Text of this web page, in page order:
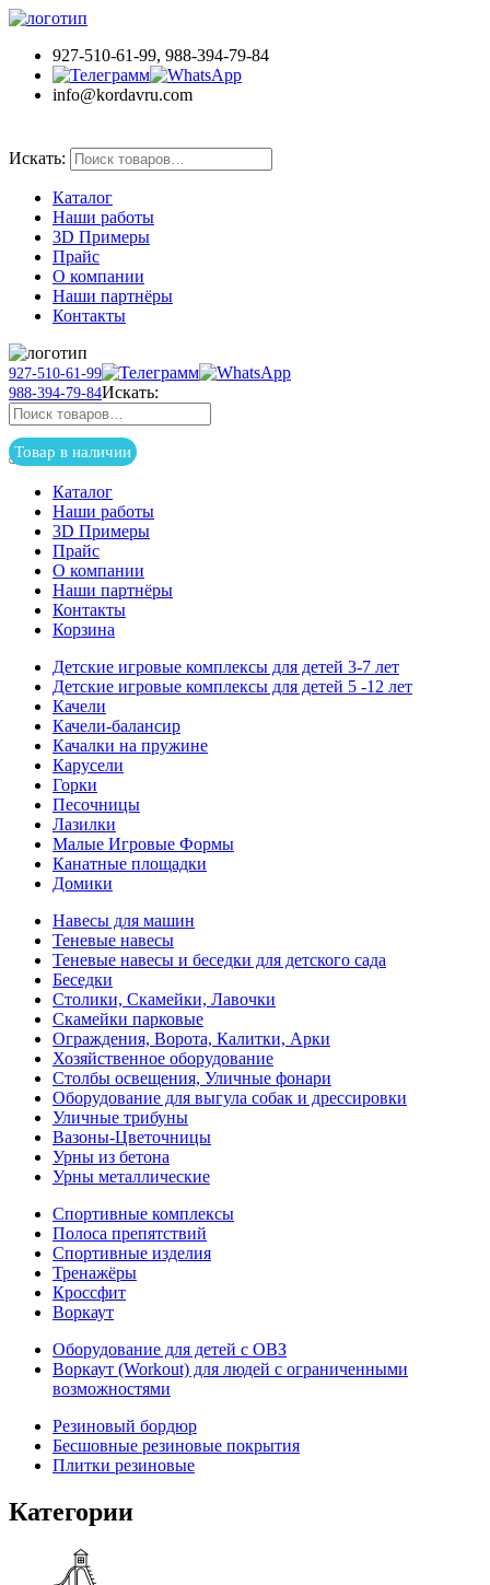
927-510-61-99, 988-394-79-84
info@kordavru.com
Искать:
Каталог
Наши работы
3D Примеры
Прайс
О компании
Наши партнёры
Контакты
927-510-61-99
988-394-79-84Искать:
Товар в наличии
Каталог
Наши работы
3D Примеры
Прайс
О компании
Наши партнёры
Контакты
Корзина
Детские игровые комплексы для детей 3-7 лет
Детские игровые комплексы для детей 5 -12 лет
Качели
Качели-балансир
Качалки на пружине
Карусели
Горки
Песочницы
Лазилки
Малые Игровые Формы
Канатные площадки
Домики
Навесы для машин
Теневые навесы
Теневые навесы и беседки для детского сада
Беседки
Столики, Скамейки, Лавочки
Скамейки парковые
Ограждения, Ворота, Калитки, Арки
Хозяйственное оборудование
Столбы освещения, Уличные фонари
Оборудование для выгула собак и дрессировки
Уличные трибуны
Вазоны-Цветочницы
Урны из бетона
Урны металлические
Спортивные комплексы
Полоса препятствий
Спортивные изделия
Тренажёры
Кроссфит
Воркаут
Оборудование для детей с ОВЗ
Воркаут (Workout) для людей с ограниченными
возможностями
Резиновый бордюр
Бесшовные резиновые покрытия
Плитки резиновые
Категории